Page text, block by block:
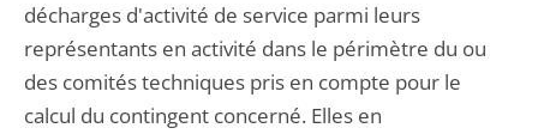
décharges d'activité de service parmi leurs
représentants en activité dans le périmètre du ou
des comités techniques pris en compte pour le
calcul du contingent concerné. Elles en